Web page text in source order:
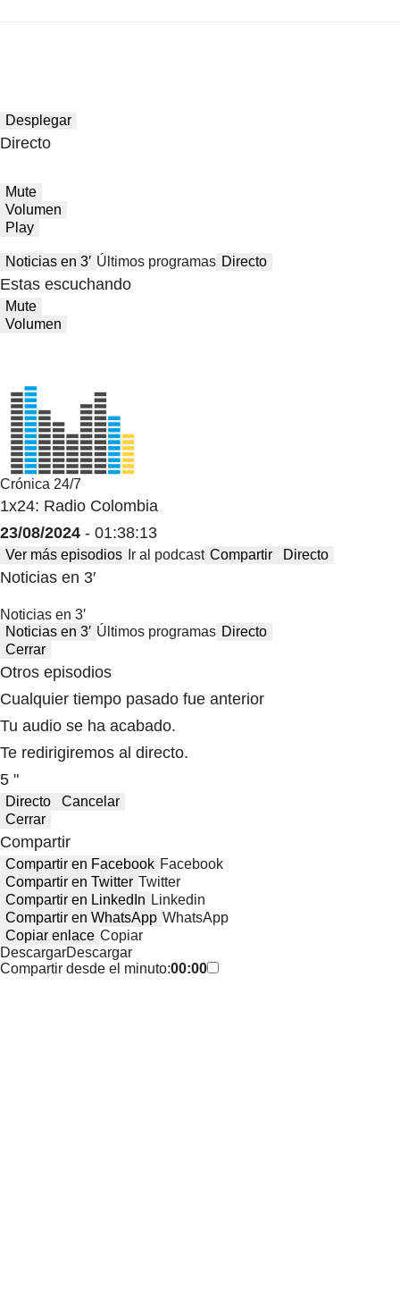
Desplegar
Directo
Mute
Volumen
Play
Noticias en 3′ Últimos programas Directo
Estas escuchando
Mute
Volumen
Crónica 24/7
1x24: Radio Colombia
23/08/2024 - 01:38:13
Ver más episodios Ir al podcast Compartir Directo
Noticias en 3′
Noticias en 3′
Noticias en 3′ Últimos programas Directo
Cerrar
Otros episodios
Cualquier tiempo pasado fue anterior
Tu audio se ha acabado.
Te redirigiremos al directo.
5 "
Directo
Cancelar
Cerrar
Compartir
Compartir en Facebook Facebook
Compartir en Twitter Twitter
Compartir en LinkedIn Linkedin
Compartir en WhatsApp WhatsApp
Copiar enlace Copiar
DescargarDescargar
Compartir desde el minuto:00:00